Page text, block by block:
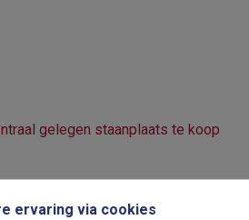
ervaring via cookies
gelegen staanplaats te koop